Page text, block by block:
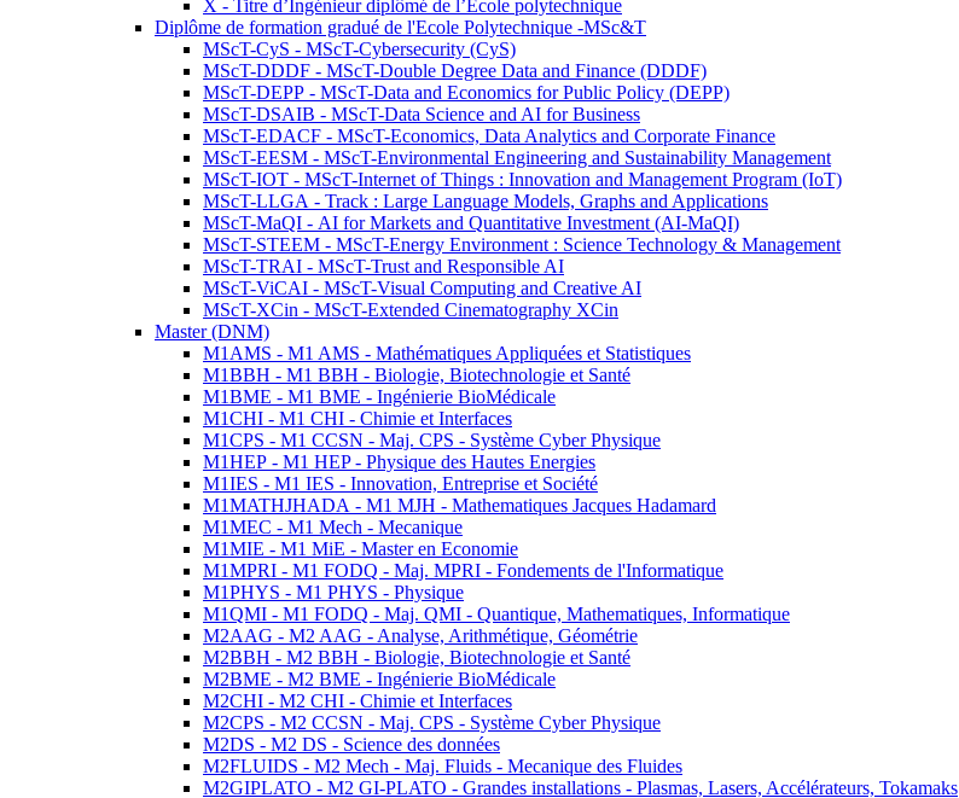
X - Titre d’Ingénieur diplômé de l’École polytechnique
Diplôme de formation gradué de l'Ecole Polytechnique -MSc&T
MScT-CyS - MScT-Cybersecurity (CyS)
MScT-DDDF - MScT-Double Degree Data and Finance (DDDF)
MScT-DEPP - MScT-Data and Economics for Public Policy (DEPP)
MScT-DSAIB - MScT-Data Science and AI for Business
MScT-EDACF - MScT-Economics, Data Analytics and Corporate Finance
MScT-EESM - MScT-Environmental Engineering and Sustainability Management
MScT-IOT - MScT-Internet of Things : Innovation and Management Program (IoT)
MScT-LLGA - Track : Large Language Models, Graphs and Applications
MScT-MaQI - AI for Markets and Quantitative Investment (AI-MaQI)
MScT-STEEM - MScT-Energy Environment : Science Technology & Management
MScT-TRAI - MScT-Trust and Responsible AI
MScT-ViCAI - MScT-Visual Computing and Creative AI
MScT-XCin - MScT-Extended Cinematography XCin
Master (DNM)
M1AMS - M1 AMS - Mathématiques Appliquées et Statistiques
M1BBH - M1 BBH - Biologie, Biotechnologie et Santé
M1BME - M1 BME - Ingénierie BioMédicale
M1CHI - M1 CHI - Chimie et Interfaces
M1CPS - M1 CCSN - Maj. CPS - Système Cyber Physique
M1HEP - M1 HEP - Physique des Hautes Energies
M1IES - M1 IES - Innovation, Entreprise et Société
M1MATHJHADA - M1 MJH - Mathematiques Jacques Hadamard
M1MEC - M1 Mech - Mecanique
M1MIE - M1 MiE - Master en Economie
M1MPRI - M1 FODQ - Maj. MPRI - Fondements de l'Informatique
M1PHYS - M1 PHYS - Physique
M1QMI - M1 FODQ - Maj. QMI - Quantique, Mathematiques, Informatique
M2AAG - M2 AAG - Analyse, Arithmétique, Géométrie
M2BBH - M2 BBH - Biologie, Biotechnologie et Santé
M2BME - M2 BME - Ingénierie BioMédicale
M2CHI - M2 CHI - Chimie et Interfaces
M2CPS - M2 CCSN - Maj. CPS - Système Cyber Physique
M2DS - M2 DS - Science des données
M2FLUIDS - M2 Mech - Maj. Fluids - Mecanique des Fluides
M2GIPLATO - M2 GI-PLATO - Grandes installations - Plasmas, Lasers, Accélérateurs, Tokamaks